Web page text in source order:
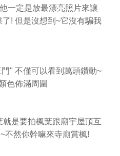
一定是放最漂亮照片來讓
了! 但是沒想到~它沒有騙我
" 不僅可以看到萬頭鑽動~
色佈滿周圍
是要拍楓葉跟廟宇屋頂互
不然你幹嘛來寺廟賞楓!